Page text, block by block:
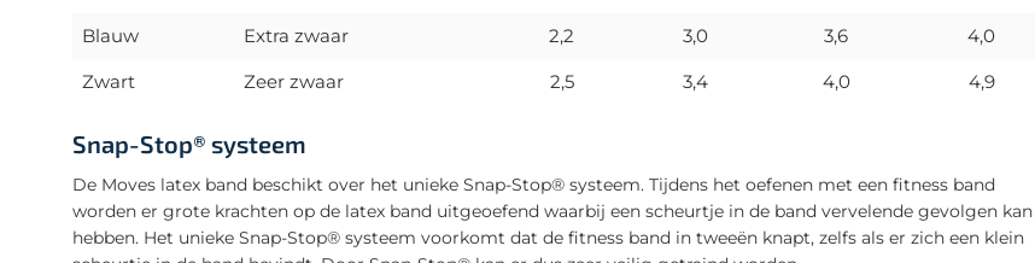
Blauw
Extra zwaar 2,2 3,0 3,6
4,0
Zwart
Zeer zwaar 2,5 3,4 4,0 4,9
Snap-Stop® systeem
De Moves latex band beschikt over het unieke Snap-Stop® systeem. Tijdens het oefenen met een fitness band
worden er grote krachten op de latex band uitgeoefend waarbij een scheurtje in de band vervelende gevolgen kan
hebben. Het unieke Snap-Stop® systeem voorkomt dat de fitness band in tweeën knapt, zelfs als er zich een klein